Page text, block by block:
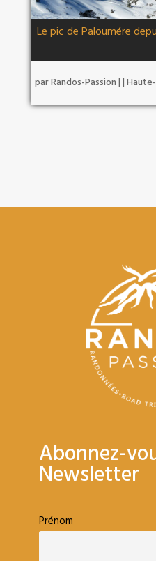
Le pic de Paloumére
parRandos-Passion | |
Abonnez-
Newsletter
Prénom